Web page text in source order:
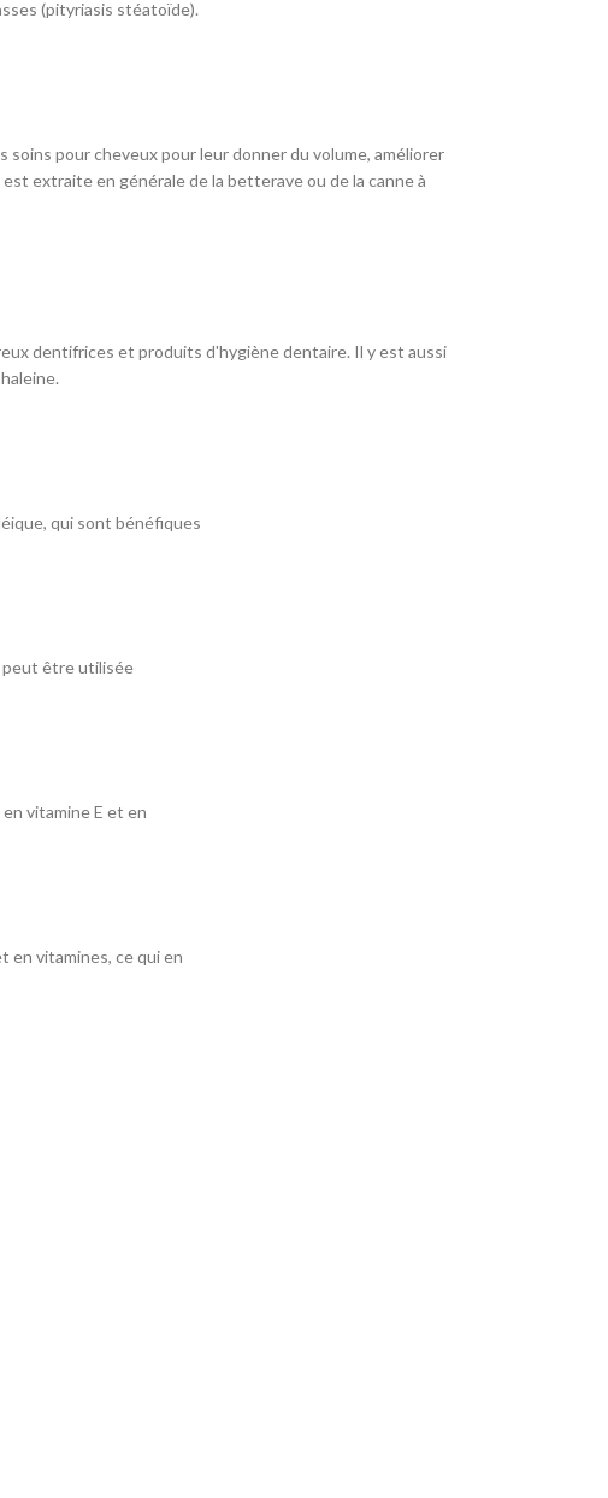
(pityriasis stéatoïde).
pour cheveux pour leur donner du volume, améliorer
extraite en générale de la betterave ou de la canne à
dentifrices et produits d'hygiène dentaire. Il y est aussi
qui sont bénéfiques
peut être utilisée
vitamine E et en
vitamines, ce qui en